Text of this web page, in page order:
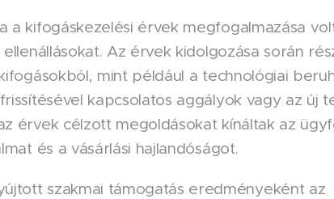
kifogáskezelési érvek megfogalmazása
Az érvek kidolgozása során
mint például a technológiai
kapcsolatos aggályok vagy az új
érvek célzott megoldásokat kínáltak az
és a vásárlási hajlandóságot.
szakmai támogatás eredményeként az